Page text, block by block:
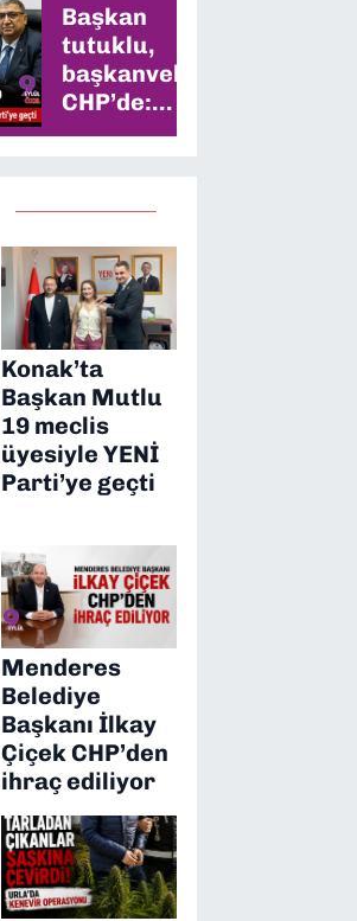
Başkan
tutuklu,
başkanvekili
CHP’de:
Meclis
Konak’ta
Başkan Mutlu
19 meclis
üyesiyle YENİ
Parti’ye geçti
Menderes
Belediye
Başkanı İlkay
Çiçek CHP’den
ihraç ediliyor